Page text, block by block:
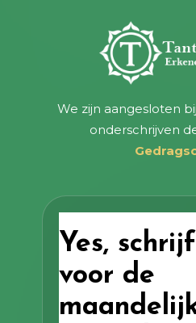
We zijn aangesloten bij
onderschrijven
Yes,
voor de